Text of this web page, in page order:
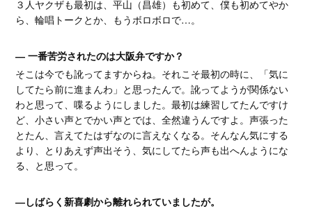
３人ヤクザも最初は、平山（昌雄）も初めて、僕も初めてやか
ら、輪唱トークとか、もうボロボロで…。
― 一番苦労されたのは大阪弁ですか？
そこは今でも訛ってますからね。それこそ最初の時に、「気に
してたら前に進まんわ」と思ったんで。訛ってようが関係ない
わと思って、喋るようにしました。最初は練習してたんですけ
ど、小さい声とでかい声とでは、全然違うんですよ。声張った
とたん、言えてたはずなのに言えなくなる。そんなん気にする
より、とりあえず声出そう、気にしてたら声も出へんようにな
る、と思って。
―しばらく新喜劇から離れられていましたが。